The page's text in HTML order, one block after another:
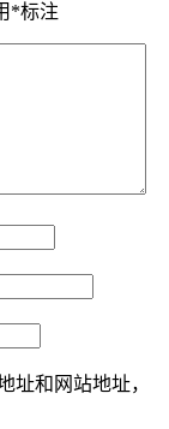
*标注
址和网站地址，